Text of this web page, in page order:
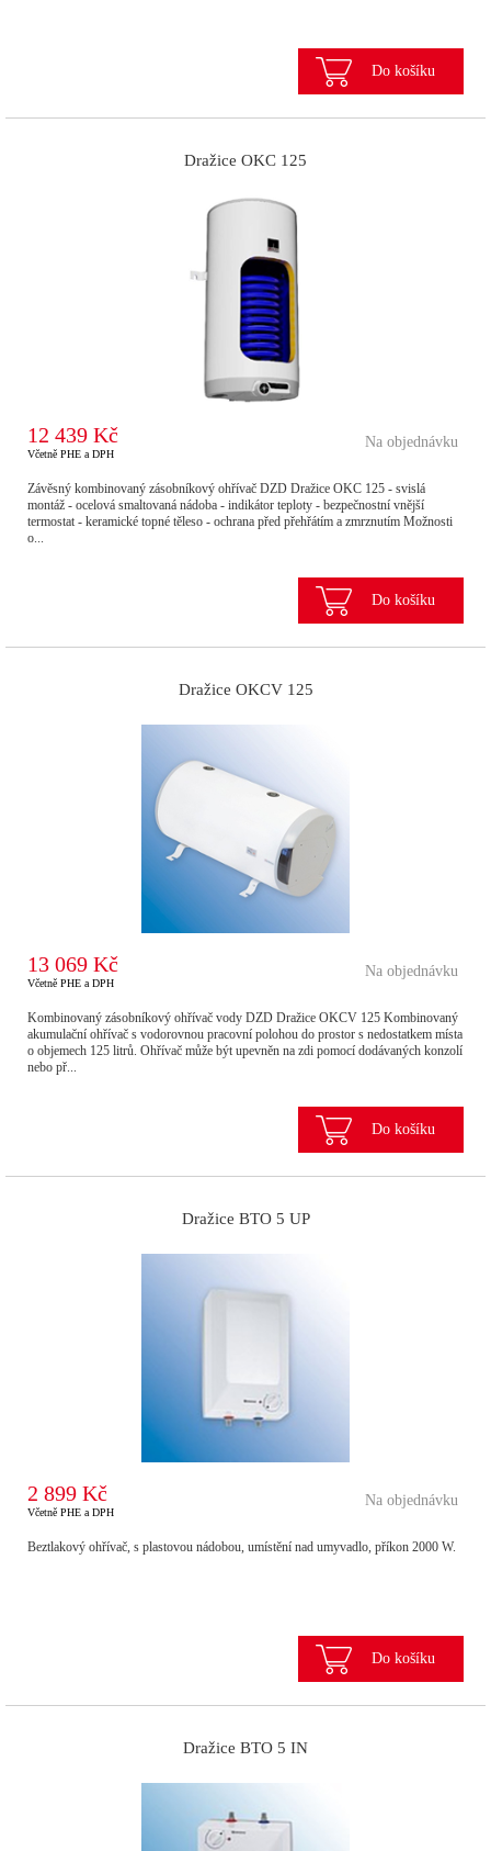
Do košíku
Dražice OKC 125
12 439 Kč
Včetně PHE a DPH
Na objednávku
Závěsný kombinovaný zásobníkový ohřívač DZD Dražice OKC 125 - svislá
montáž - ocelová smaltovaná nádoba - indikátor teploty - bezpečnostní vnější
termostat - keramické topné těleso - ochrana před přehřátím a zmrznutím Možnosti
o...
Do košíku
Dražice OKCV 125
13 069 Kč
Včetně PHE a DPH
Na objednávku
Kombinovaný zásobníkový ohřívač vody DZD Dražice OKCV 125 Kombinovaný
akumulační ohřívač s vodorovnou pracovní polohou do prostor s nedostatkem místa
o objemech 125 litrů. Ohřívač může být upevněn na zdi pomocí dodávaných konzolí
nebo př...
Do košíku
Dražice BTO 5 UP
2 899 Kč
Včetně PHE a DPH
Na objednávku
Beztlakový ohřívač, s plastovou nádobou, umístění nad umyvadlo, příkon 2000 W.
Do košíku
Dražice BTO 5 IN